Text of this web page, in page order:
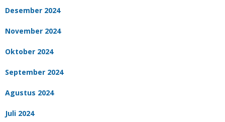
Desember 2024
November 2024
Oktober 2024
September 2024
Agustus 2024
Juli 2024